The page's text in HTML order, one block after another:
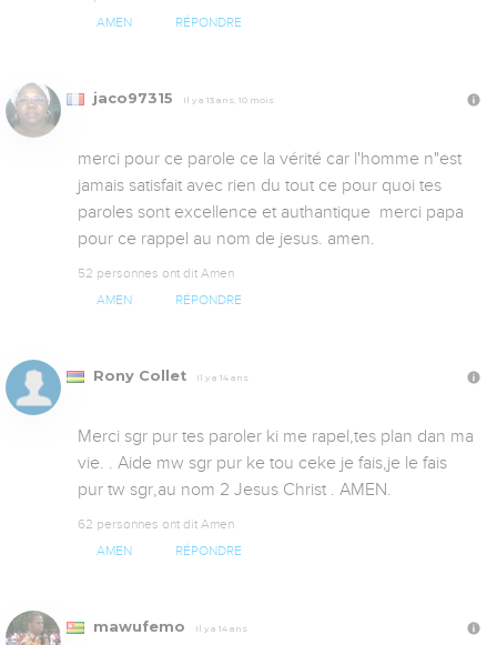
AMEN RÉPONDRE
jaco97315 Il y a 13 ans, 10 mois
merci pour ce parole ce la vérité car l'homme n"est
jamais satisfait avec rien du tout ce pour quoi tes
paroles sont excellence et authantique  merci papa
pour ce rappel au nom de jesus. amen.
52 personnes ont dit Amen
AMEN RÉPONDRE
Rony Collet Il y a 14 ans
Merci sgr pur tes paroler ki me rapel,tes plan dan ma
vie. . Aide mw sgr pur ke tou ceke je fais,je le fais
pur tw sgr,au nom 2 Jesus Christ . AMEN.
62 personnes ont dit Amen
AMEN RÉPONDRE
mawufemo Il y a 14 ans